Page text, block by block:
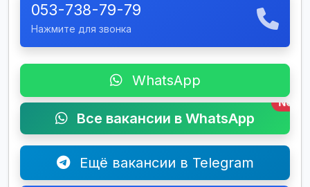
053-738-79-79
Нажмите для звонка
WhatsApp
Все вакансии в WhatsApp
New
Ещё вакансии в Telegram